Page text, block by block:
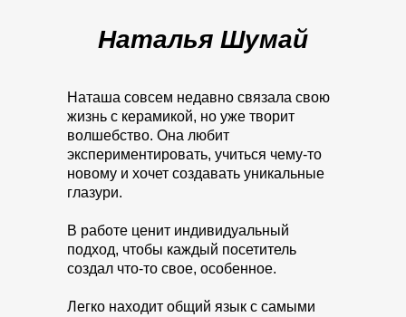
Наталья Шумай
Наташа совсем недавно связала свою
жизнь с керамикой, но уже творит
волшебство. Она любит
экспериментировать, учиться чему-то
новому и хочет создавать уникальные
глазури.
В работе ценит индивидуальный
подход, чтобы каждый посетитель
создал что-то свое, особенное.
Легко находит общий язык с самыми